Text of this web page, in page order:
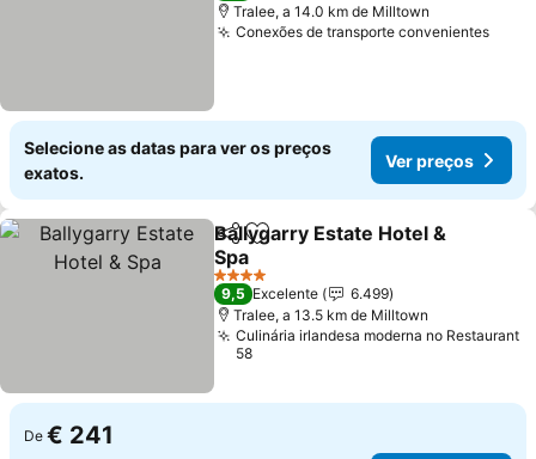
Tralee, a 14.0 km de Milltown
Conexões de transporte convenientesVer
Selecione as datas para ver os preços
exatos.
Ver preços
PartilharAdicionar aos favoritos
Ballygarry Estate Hotel &
Spa
Ver preços
4 Estrelas
9,5 Excelente
6.499
Tralee, a 13.5 km de Milltown
Culinária irlandesa moderna no Restaurant
58
De € 241